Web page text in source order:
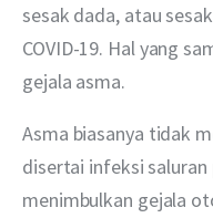
sesak dada, atau
COVID-19. Hal yang
gejala asma.
Asma biasanya tidak
disertai infeksi saluran
menimbulkan gejala